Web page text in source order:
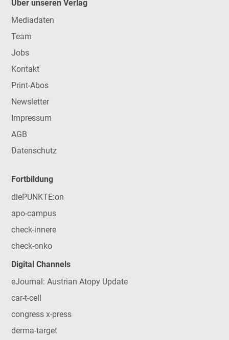
Über unseren Verlag
Mediadaten
Team
Jobs
Kontakt
Print-Abos
Newsletter
Impressum
AGB
Datenschutz
Fortbildung
diePUNKTE:on
apo-campus
check-innere
check-onko
Digital Channels
eJournal: Austrian Atopy Update
car-t-cell
congress x-press
derma-target